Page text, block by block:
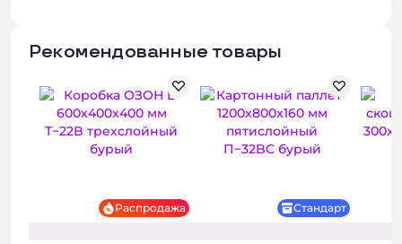
Рекомендованные товары
Распродажа
Стандарт